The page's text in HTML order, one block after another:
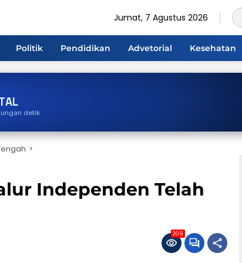
Jumat, 7 Agustus 2026
Politik Pendidikan Advetorial Kesehatan
detik
Independen Telah
209